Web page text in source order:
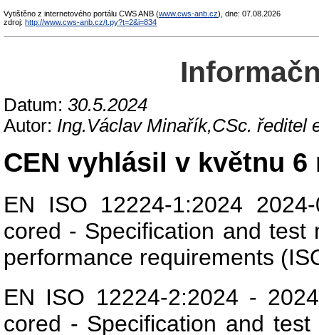
Vytištěno z internetového portálu CWS ANB (www.cws-anb.cz), dne: 07.08.2026
zdroj: http://www.cws-anb.cz/t.py?t=2&i=834
Datum: 30.5.2024
Autor: Ing.Václav Minařík,CSc. ředitel
CEN vyhlásil v květnu
EN ISO 12224-1:2024
cored - Specification and
performance requirements
EN ISO 12224-2:2024 -
cored - Specification and